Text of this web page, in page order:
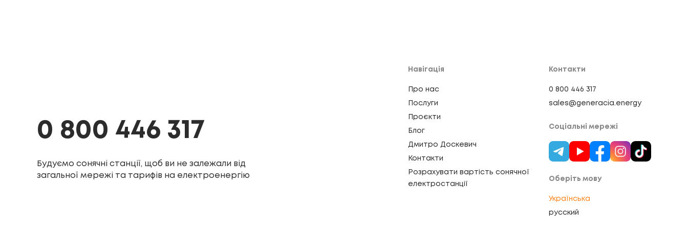
0 800 446 317
Будуємо сонячні станції, щоб ви не залежали від
загальної мережі та тарифів на електроенергію
Навігація
Про нас
Послуги
Проєкти
Блог
Дмитро Доскевич
Контакти
Розрахувати вартість сонячної
електростанції
Контакти
0 800 446 317
sales@generacia.energy
Соціальні мережі
Оберіть мову
Українська
русский